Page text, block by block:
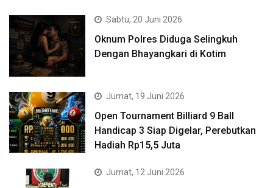
Sabtu, 20 Juni 2026
Oknum Polres Diduga Selingkuh
Dengan Bhayangkari di Kotim
Jumat, 19 Juni 2026
Open Tournament Billiard 9 Ball
Handicap 3 Siap Digelar, Perebutkan
Hadiah Rp15,5 Juta
Jumat, 12 Juni 2026